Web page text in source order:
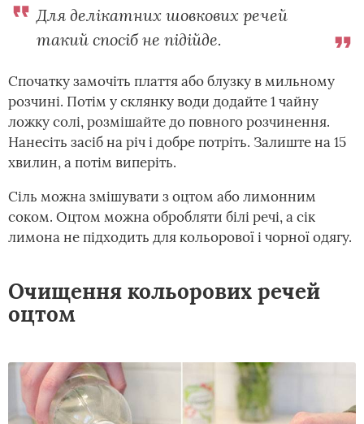
Для делікатних шовкових речей
такий спосіб не підійде.
Спочатку замочіть плаття або блузку в мильному
розчині. Потім у склянку води додайте 1 чайну
ложку солі, розмішайте до повного розчинення.
Нанесіть засіб на річ і добре потріть. Залиште на 15
хвилин, а потім виперіть.
Сіль можна змішувати з оцтом або лимонним
соком. Оцтом можна обробляти білі речі, а сік
лимона не підходить для кольорової і чорної одягу.
Очищення кольорових речей
оцтом